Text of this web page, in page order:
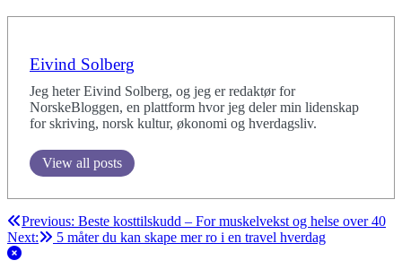
Eivind Solberg
Jeg heter Eivind Solberg, og jeg er redaktør for
NorskeBloggen, en plattform hvor jeg deler min lidenskap
for skriving, norsk kultur, økonomi og hverdagsliv.
View all posts
Post
navigation
Previous: Beste kosttilskudd – For muskelvekst og helse over 40
Next:
5 måter du kan skape mer ro i en travel hverdag